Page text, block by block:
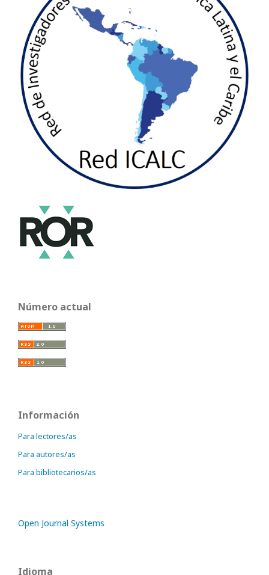
Número actual
Información
Para lectores/as
Para autores/as
Para bibliotecarios/as
Open Journal Systems
Idioma